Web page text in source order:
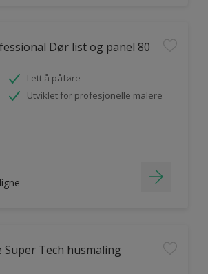
Dør list og panel 80
Lett å påføre
Utviklet for profesjonelle malere
Super Tech husmaling